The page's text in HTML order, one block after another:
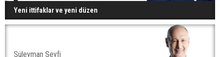
Yeni ittifaklar ve yeni düzen
Süleyman Seyfi